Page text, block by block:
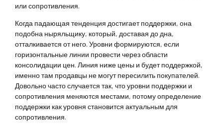
или сопротивления.
Когда падающая тенденция достигает поддержки, она
подобна ныряльщику, который, доставая до дна,
отталкивается от него. Уровни формируются, если
горизонтальные линии провести через области
консолидации цен. Линия ниже цены и будет поддержкой,
именно там продавцы не могут пересилить покупателей.
Довольно часто случается так, что уровни поддержки и
сопротивления меняются местами, потому определение
поддержки как уровня становится актуальным для
сопротивления.